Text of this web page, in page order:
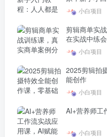
小白项目
剪辑商单实
在实战中练
小白项目
2025剪辑拍
能创作
小白项目
AI+营养师工
小白项目